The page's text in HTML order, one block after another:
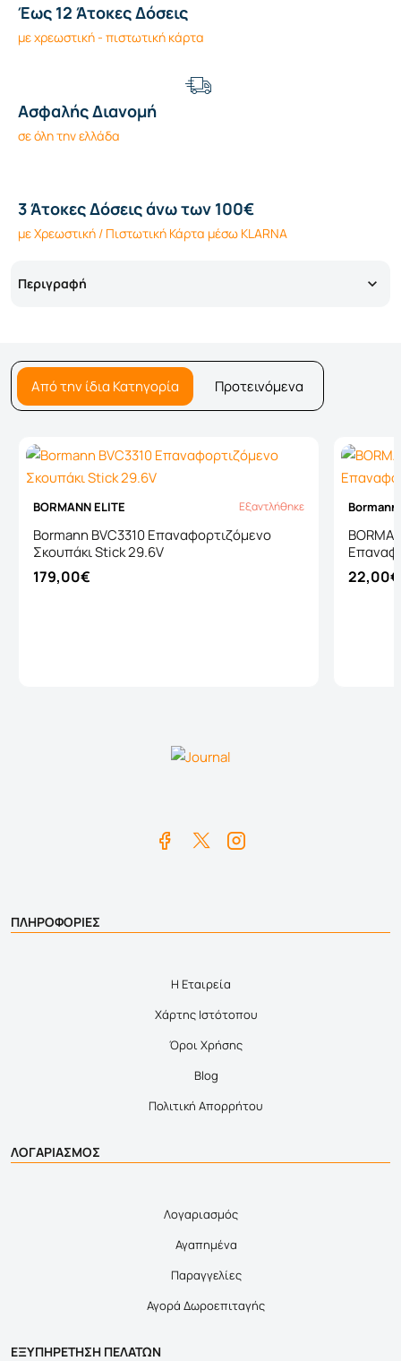
Έως 12 Άτοκες Δόσεις
με χρεωστική - πιστωτική κάρτα
Ασφαλής Διανομή
σε όλη την ελλάδα
3 Άτοκες Δόσεις άνω των 100€
με Χρεωστική / Πιστωτική Κάρτα μέσω KLARNA
Περιγραφή
Από την ίδια Κατηγορία Προτεινόμενα
Εξαντλήθηκε
BORMANN ELITE Εξαντλήθηκε
Bormann BVC3310 Επαναφορτιζόμενο
Σκουπάκι Stick 29.6V
179,00€
Bormann
22,00€
ΠΛΗΡΟΦΟΡΙΕΣ
Η Εταιρεία
Χάρτης Ιστότοπου
Όροι Χρήσης
Blog
Πολιτική Απορρήτου
ΛΟΓΑΡΙΑΣΜΟΣ
Λογαριασμός
Αγαπημένα
Παραγγελίες
Αγορά Δωροεπιταγής
ΕΞΥΠΗΡΕΤΗΣΗ ΠΕΛΑΤΩΝ